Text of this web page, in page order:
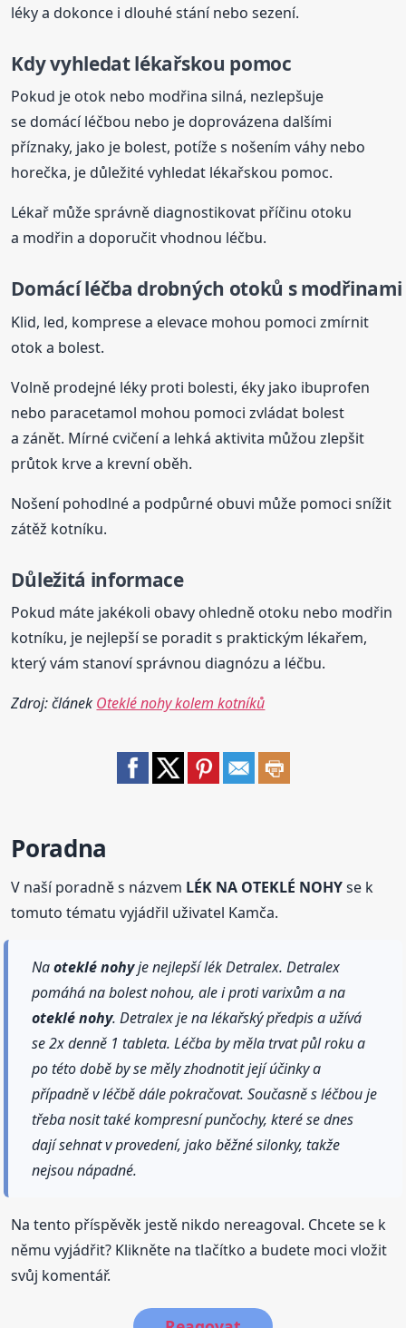
léky a dokonce i dlouhé stání nebo sezení.
Kdy vyhledat lékařskou pomoc
Pokud je otok nebo modřina silná, nezlepšuje
se domácí léčbou nebo je doprovázena dalšími
příznaky, jako je bolest, potíže s nošením váhy nebo
horečka, je důležité vyhledat lékařskou pomoc.
Lékař může správně diagnostikovat příčinu otoku
a modřin a doporučit vhodnou léčbu.
Domácí léčba drobných otoků s modřinami
Klid, led, komprese a elevace mohou pomoci zmírnit
otok a bolest.
Volně prodejné léky proti bolesti, éky jako ibuprofen
nebo paracetamol mohou pomoci zvládat bolest
a zánět. Mírné cvičení a lehká aktivita můžou zlepšit
průtok krve a krevní oběh.
Nošení pohodlné a podpůrné obuvi může pomoci snížit
zátěž kotníku.
Důležitá informace
Pokud máte jakékoli obavy ohledně otoku nebo modřin
kotníku, je nejlepší se poradit s praktickým lékařem,
který vám stanoví správnou diagnózu a léčbu.
Zdroj: článek Oteklé nohy kolem kotníků
Poradna
V naší poradně s názvem LÉK NA OTEKLÉ NOHYse k
tomuto tématu vyjádřil uživatel Kamča.
Naoteklé nohyje nejlepší lék Detralex. Detralex
pomáhá na bolest nohou, ale i proti varixům a na
oteklé nohy. Detralex je na lékařský předpis a užívá
se 2x denně 1 tableta. Léčba by měla trvat půl roku a
po této době by se měly zhodnotit její účinky a
případně v léčbě dále pokračovat. Současně s léčbou je
třeba nosit také kompresní punčochy, které se dnes
dají sehnat v provedení, jako běžné silonky, takže
nejsou nápadné.
Na tento příspěvěk jestě nikdo nereagoval. Chcete se k
němu vyjádřit? Klikněte na tlačítko a budete moci vložit
svůj komentář.